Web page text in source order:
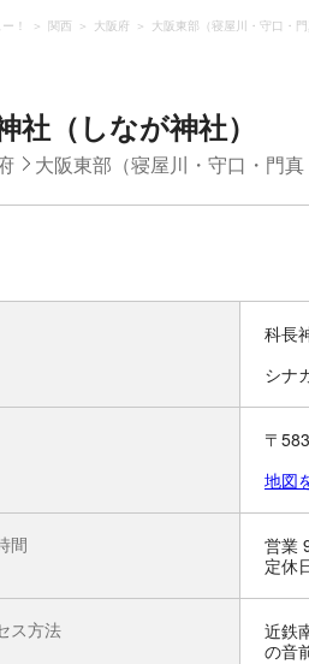
！ 関西 大阪府 大阪東部（寝屋川・守口・門
社（しなが神社）
大阪東部（寝屋川・守口・門真
科長
シナ
〒
地図
間
営業
定休
ス方法
近鉄
の音